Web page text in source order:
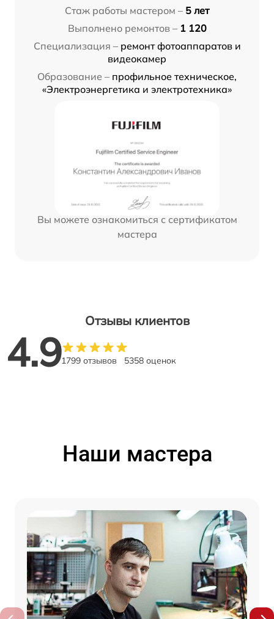
Стаж работы мастером – 5 лет
Выполнено ремонтов – 1 120
Специализация – ремонт фотоаппаратов и
видеокамер
Образование – профильное техническое,
«Электроэнергетика и электротехника»
Вы можете ознакомиться с сертификатом
мастера
Отзывы клиентов
4.91799 отзывов 5358 оценок
Наши мастера